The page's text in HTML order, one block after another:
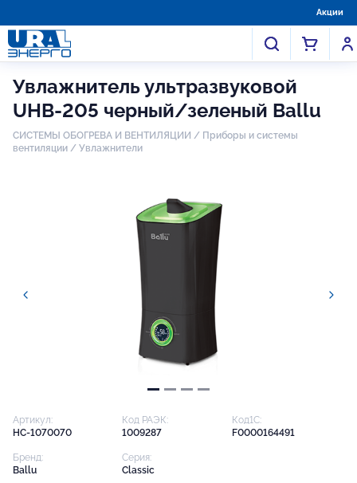
Акции
Увлажнитель ультразвуковой
UHB-205 черный/зеленый Ballu
СИСТЕМЫ ОБОГРЕВА И ВЕНТИЛЯЦИИ / Приборы и системы
вентиляции / Увлажнители
Артикул:
НС-1070070
Код РАЭК:
1009287
Код1С:
F0000164491
Бренд:
Ballu
Серия:
Classic